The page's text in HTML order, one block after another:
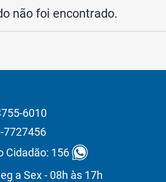
não foi encontrado.
6010
7727456
Cidadão: 156
a Sex - 08h às 17h